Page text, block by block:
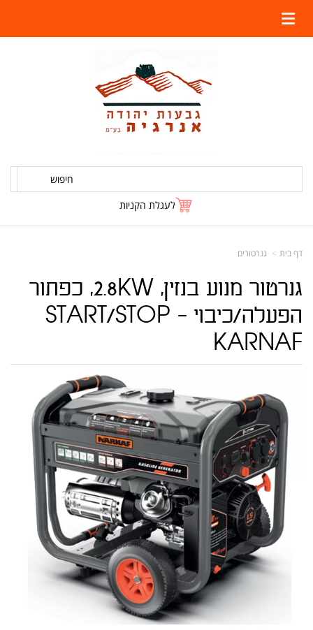
חיפוש
לעגלת הקניות
דף בית גנרטורים
גנרטור מנוע בנזין, 2.8KW, כפתור
הפעלה/כיבוי - START/STOP
KARNAF